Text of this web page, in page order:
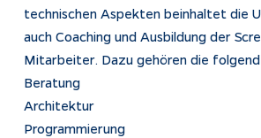
technischen Aspekten beinhaltet die
auch Coaching und Ausbildung der
Mitarbeiter. Dazu gehören die
Beratung
Architektur
Programmierung